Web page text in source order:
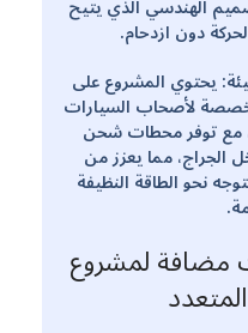
الهندسي الذي يتيح
دون ازدحام.
يحتوي المشروع على
لأصحاب السيارات
مع توفر محطات شحن
الجراج، مما يعزز من
نحو الطاقة النظيفة
مضافة لمشروع